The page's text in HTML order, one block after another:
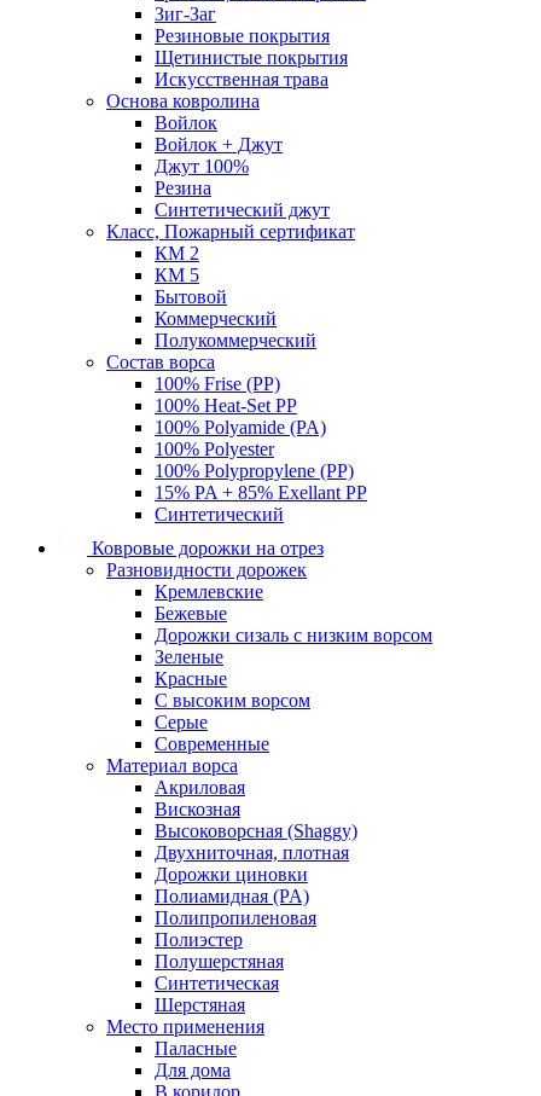
Зиг-Заг
Резиновые покрытия
Щетинистые покрытия
Искусственная трава
Основа ковролина
Войлок
Войлок + Джут
Джут 100%
Резина
Синтетический джут
Класс, Пожарный сертификат
КМ 2
КМ 5
Бытовой
Коммерческий
Полукоммерческий
Состав ворса
100% Frise (PP)
100% Heat-Set PP
100% Polyamide (PA)
100% Polyester
100% Polypropylene (PP)
15% PA + 85% Exellant PP
Синтетический
Ковровые дорожки на отрез
Разновидности дорожек
Кремлевские
Бежевые
Дорожки сизаль с низким ворсом
Зеленые
Красные
С высоким ворсом
Серые
Современные
Материал ворса
Акриловая
Вискозная
Высоковорсная (Shaggy)
Двухниточная, плотная
Дорожки циновки
Полиамидная (PA)
Полипропиленовая
Полиэстер
Полушерстяная
Синтетическая
Шерстяная
Место применения
Паласные
Для дома
В коридор